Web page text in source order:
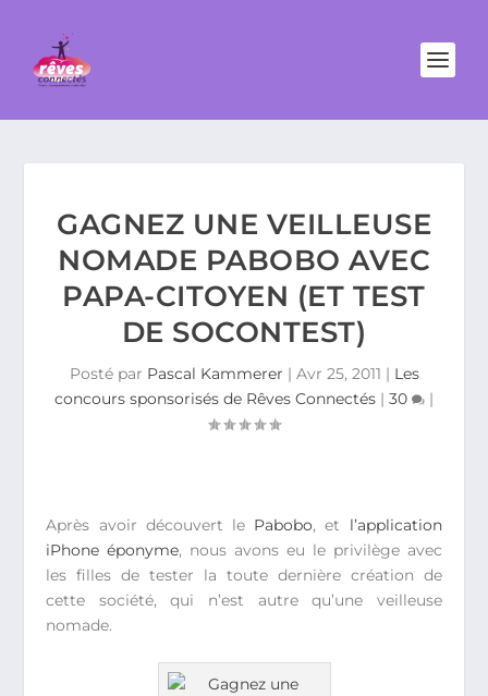
GAGNEZ UNE VEILLEUSE
NOMADE PABOBO AVEC
PAPA-CITOYEN (ET TEST
DE SOCONTEST)
Posté par Pascal Kammerer | Avr 25, 2011 | Les
concours sponsorisés de Rêves Connectés | 30 |
Après avoir découvert le Pabobo, et l’application
iPhone éponyme, nous avons eu le privilège avec
les filles de tester la toute dernière création de
cette société, qui n’est autre qu’une veilleuse
nomade.